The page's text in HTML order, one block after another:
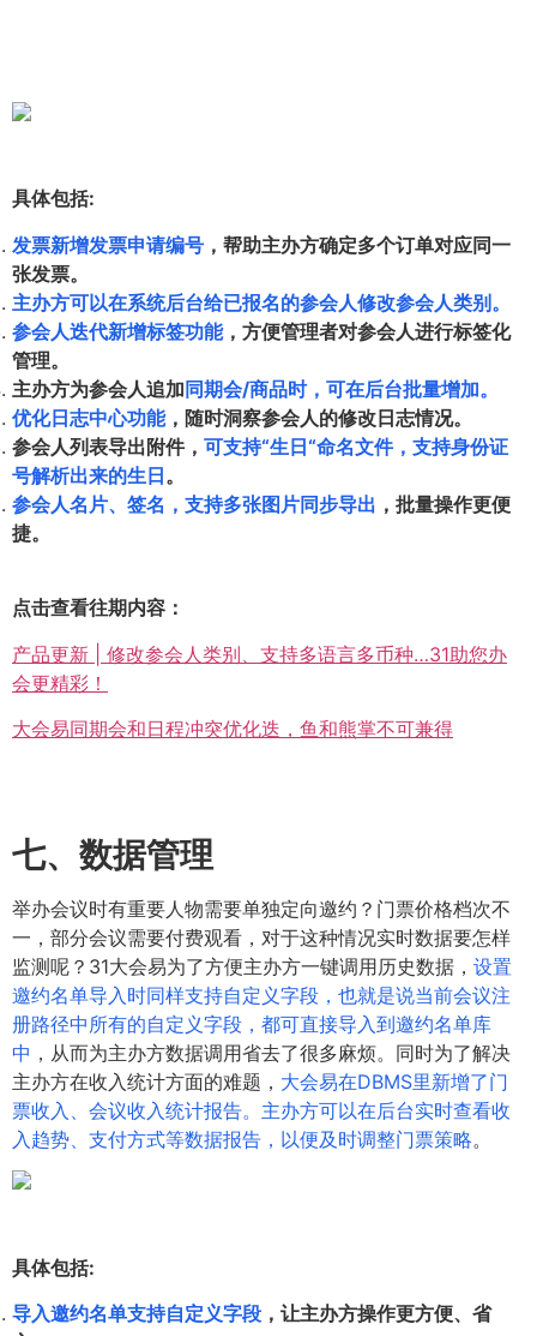
具体包括:
发票新增发票申请编号 ，帮助主办方确定多个订单对应同一
张发票。
主办方可以在系统后台给已报名的参会人修改参会人类别。
参会人迭代新增标签功能，方便管理者对参会人进行标签化
管理。
主办方为参会人追加同期会/商品时，可在后台批量增加。
优化日志中心功能，随时洞察参会人的修改日志情况。
参会人列表导出附件， 可支持“生日“命名文件，支持身份证
号解析出来的生日。
参会人名片、签名，支持多张图片同步导出 ，批量操作更便
捷。
点击查看往期内容：
产品更新 | 修改参会人类别、支持多语言多币种…31助您办
会更精彩！
大会易同期会和日程冲突优化迭，鱼和熊掌不可兼得
七、数据管理
举办会议时有重要人物需要单独定向邀约？门票价格档次不
一，部分会议需要付费观看，对于这种情况实时数据要怎样
监测呢？31大会易为了方便主办方一键调用历史数据， 设置
邀约名单导入时同样支持自定义字段，也就是说当前会议注
册路径中所有的自定义字段，都可直接导入到邀约名单库
中 ，从而为主办方数据调用省去了很多麻烦。同时为了解决
主办方在收入统计方面的难题， 大会易在DBMS里新增了门
票收入、会议收入统计报告。主办方可以在后台实时查看收
入趋势、支付方式等数据报告，以便及时调整门票策略。
具体包括:
导入邀约名单支持自定义字段 ，让主办方操作更方便、省